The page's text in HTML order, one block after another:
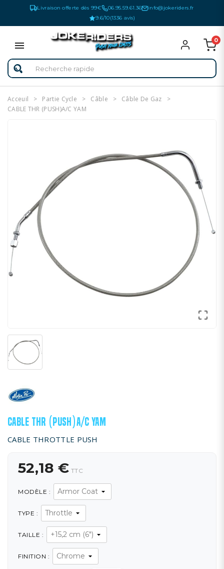
Livraison offerte dès 99€ 06.95.59.61.36
info@jokeriders.fr
9.6/10(1336 avis)
0
Acceuil Partie Cycle Câble
Câble De Gaz
CABLE THR (PUSH)A/C YAM

CABLE THR (PUSH)A/C YAM
CABLE THROTTLE PUSH
52,18 € TTC
MODÈLE :
TYPE :
TAILLE :
FINITION :